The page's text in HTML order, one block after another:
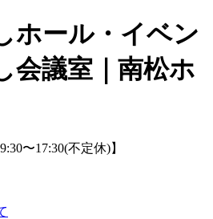
ホール・イベン
会議室｜南松ホ
〜17:30(不定休)】